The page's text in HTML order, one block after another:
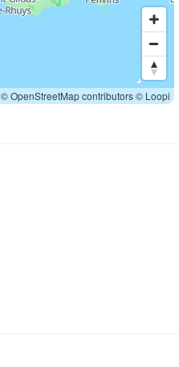
© OpenStreetMap contributors© Loopi